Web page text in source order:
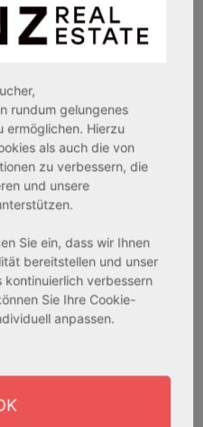
32469 Petershagen
Rendite:
4,07 %
Pflegeapartment
Bestandsobjekt
rundum gelungenes
ermöglichen. Hierzu
als auch die von
zu verbessern, die
und unsere
Sie ein, dass wir Ihnen
bereitstellen und unser
verbessern
Sie Ihre Cookie-
anpassen.